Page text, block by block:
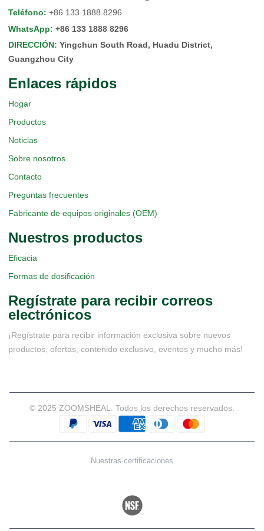
Teléfono: +86 133 1888 8296
WhatsApp: +86 133 1888 8296
DIRECCIÓN: Yingchun South Road, Huadu District,
Guangzhou City
Enlaces rápidos
Hogar
Productos
Noticias
Sobre nosotros
Contacto
Preguntas frecuentes
Fabricante de equipos originales (OEM)
Nuestros productos
Eficacia
Formas de dosificación
Regístrate para recibir correos
electrónicos
¡Regístrate para recibir información exclusiva sobre nuevos
productos, ofertas, contenido exclusivo, eventos y mucho más!
© 2025 ZOOMSHEAL. Todos los derechos reservados.
Nuestras certificaciones